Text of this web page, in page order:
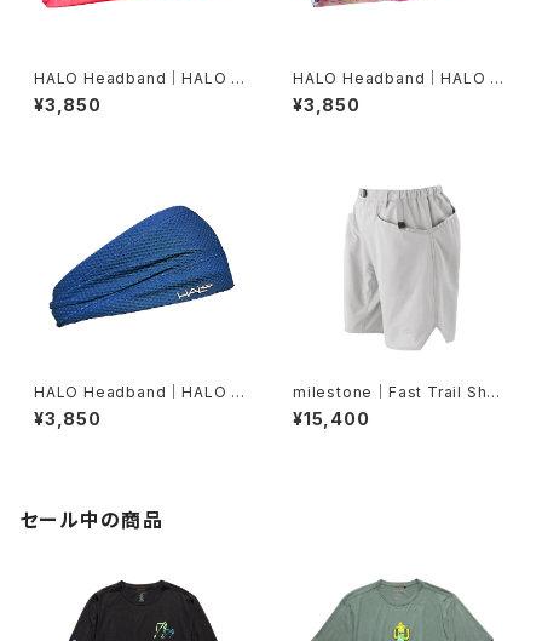
HALO Headband｜HALO バ
ンディット JP（Vinst）
¥3,850
HALO Headband｜HALO バ
ンディット JP（dusk）
¥3,850
HALO Headband｜HALO バ
ンディット JP（Air Abyss Blu
e）
¥3,850
milestone｜Fast Trail Shor
ts（グレーシャーシルバー）
¥15,400
セール中の商品